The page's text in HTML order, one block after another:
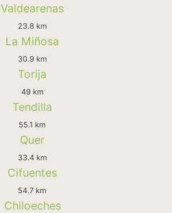
Valdearenas
23.8 km
La Miñosa
30.9 km
Torija
49 km
Tendilla
55.1 km
Quer
33.4 km
Cifuentes
54.7 km
Chiloeches